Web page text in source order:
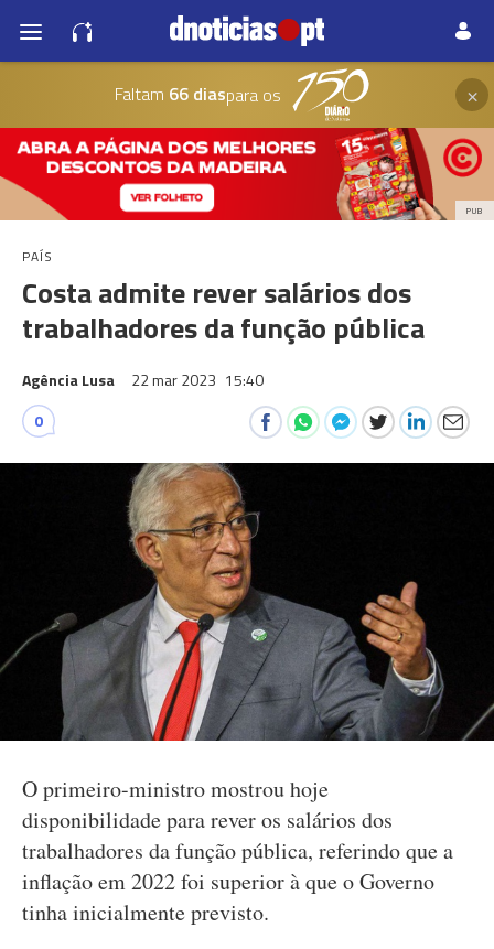
Faltam 66 diaspara os ×
PUB
PAÍS
Costa admite rever salários dos
trabalhadores da função pública
Agência Lusa 22 mar 2023 15:40
0
O primeiro-ministro mostrou hoje
disponibilidade para rever os salários dos
trabalhadores da função pública, referindo que a
inflação em 2022 foi superior à que o Governo
tinha inicialmente previsto.